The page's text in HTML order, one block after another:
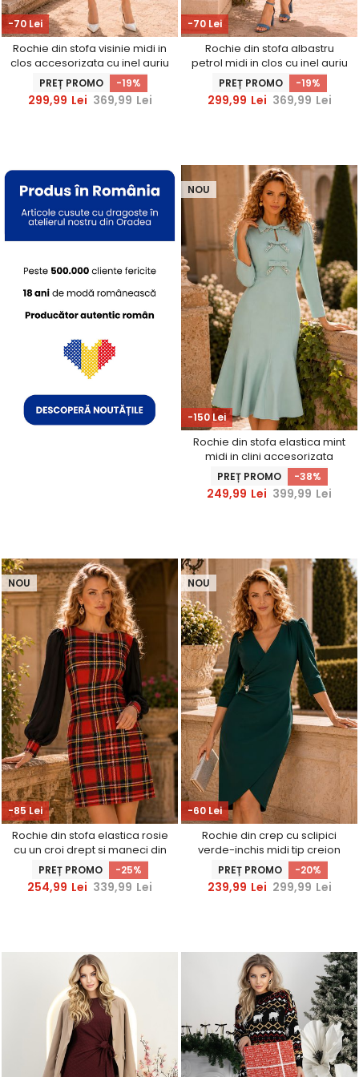
-70 Lei
Rochie din stofa visinie midi in
clos accesorizata cu inel auriu
in talie - StarShinerS
PREȚ PROMO -19%
299,99 Lei 369,99 Lei
-70 Lei
Rochie din stofa albastru
petrol midi in clos cu inel auriu
in talie - StarShinerS
PREȚ PROMO -19%
299,99 Lei 369,99 Lei
-150 Lei
NOU
Rochie din stofa elastica mint
midi in clini accesorizata
frontal cu fundite si pietre
strass - StarShinerS
PREȚ PROMO -38%
249,99 Lei 399,99 Lei
-85 Lei
NOU
Rochie din stofa elastica rosie
cu un croi drept si maneci din
voal- StarShinerS
PREȚ PROMO -25%
254,99 Lei 339,99 Lei
-60 Lei
NOU
Rochie din crep cu sclipici
verde-inchis midi tip creion
accesorizata cu brosa si
decolteu petrecut -
StarShinerS
PREȚ PROMO -20%
239,99 Lei 299,99 Lei